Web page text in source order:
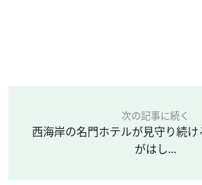
次の記事に続く
西海岸の名門ホテルが見守り続
がはし...